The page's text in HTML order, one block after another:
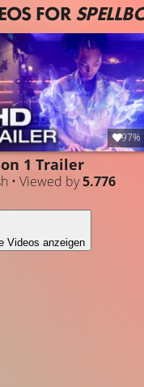
FOR
97%
1 Trailer
• Viewed by5.776
Videos anzeigen